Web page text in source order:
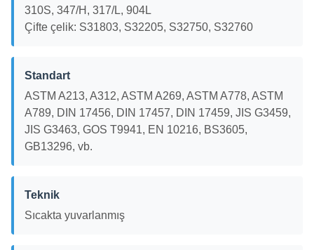
310S, 347/H, 317/L, 904L
Çifte çelik: S31803, S32205, S32750, S32760
Standart
ASTM A213, A312, ASTM A269, ASTM A778, ASTM
A789, DIN 17456, DIN 17457, DIN 17459, JIS G3459,
JIS G3463, GOS T9941, EN 10216, BS3605,
GB13296, vb.
Teknik
Sıcakta yuvarlanmış